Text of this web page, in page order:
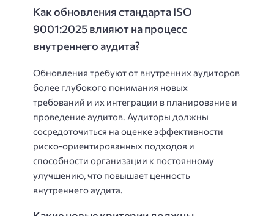
Как обновления стандарта ISO
9001:2025 влияют на процесс
внутреннего аудита?
Обновления требуют от внутренних аудиторов
более глубокого понимания новых
требований и их интеграции в планирование и
проведение аудитов. Аудиторы должны
сосредоточиться на оценке эффективности
риско-ориентированных подходов и
способности организации к постоянному
улучшению, что повышает ценность
внутреннего аудита.